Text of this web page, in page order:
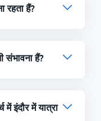
रहता हैं?
संभावना हैं?
में इंदौर में यात्रा